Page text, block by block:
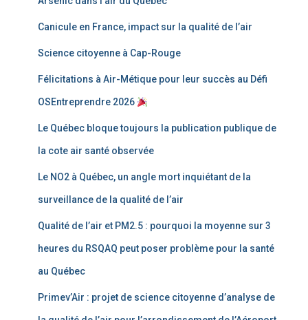
Canicule en France, impact sur la qualité de l’air
Science citoyenne à Cap-Rouge
Félicitations à Air-Métique pour leur succès au Défi
OSEntreprendre 2026
Le Québec bloque toujours la publication publique de
la cote air santé observée
Le NO2 à Québec, un angle mort inquiétant de la
surveillance de la qualité de l’air
Qualité de l’air et PM2.5 : pourquoi la moyenne sur 3
heures du RSQAQ peut poser problème pour la santé
au Québec
Primev’Air : projet de science citoyenne d’analyse de